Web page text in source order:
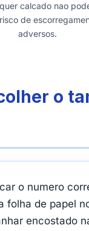
calcado nao
de
adversos.
o
o numero
folha de papel
encostado